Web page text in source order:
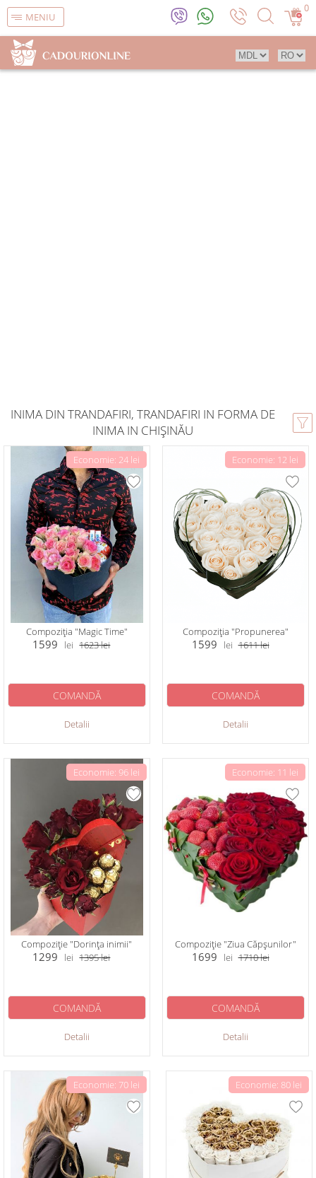
MENIU
0
INIMA DIN TRANDAFIRI, TRANDAFIRI IN FORMA DE
INIMA IN CHIȘINĂU
Economie: 24 lei
Compoziția "Magic Time"
1599 lei 1623lei
Detalii
COMANDĂ
Economie: 12 lei
Compoziția "Propunerea"
1599 lei 1611lei
Detalii
COMANDĂ
Economie: 96 lei
Compoziție "Dorința inimii"
1299 lei 1395lei
Detalii
COMANDĂ
Economie: 11 lei
Compoziție "Ziua Căpșunilor"
1699 lei 1710lei
Detalii
COMANDĂ
Economie: 70 lei Economie: 80 lei